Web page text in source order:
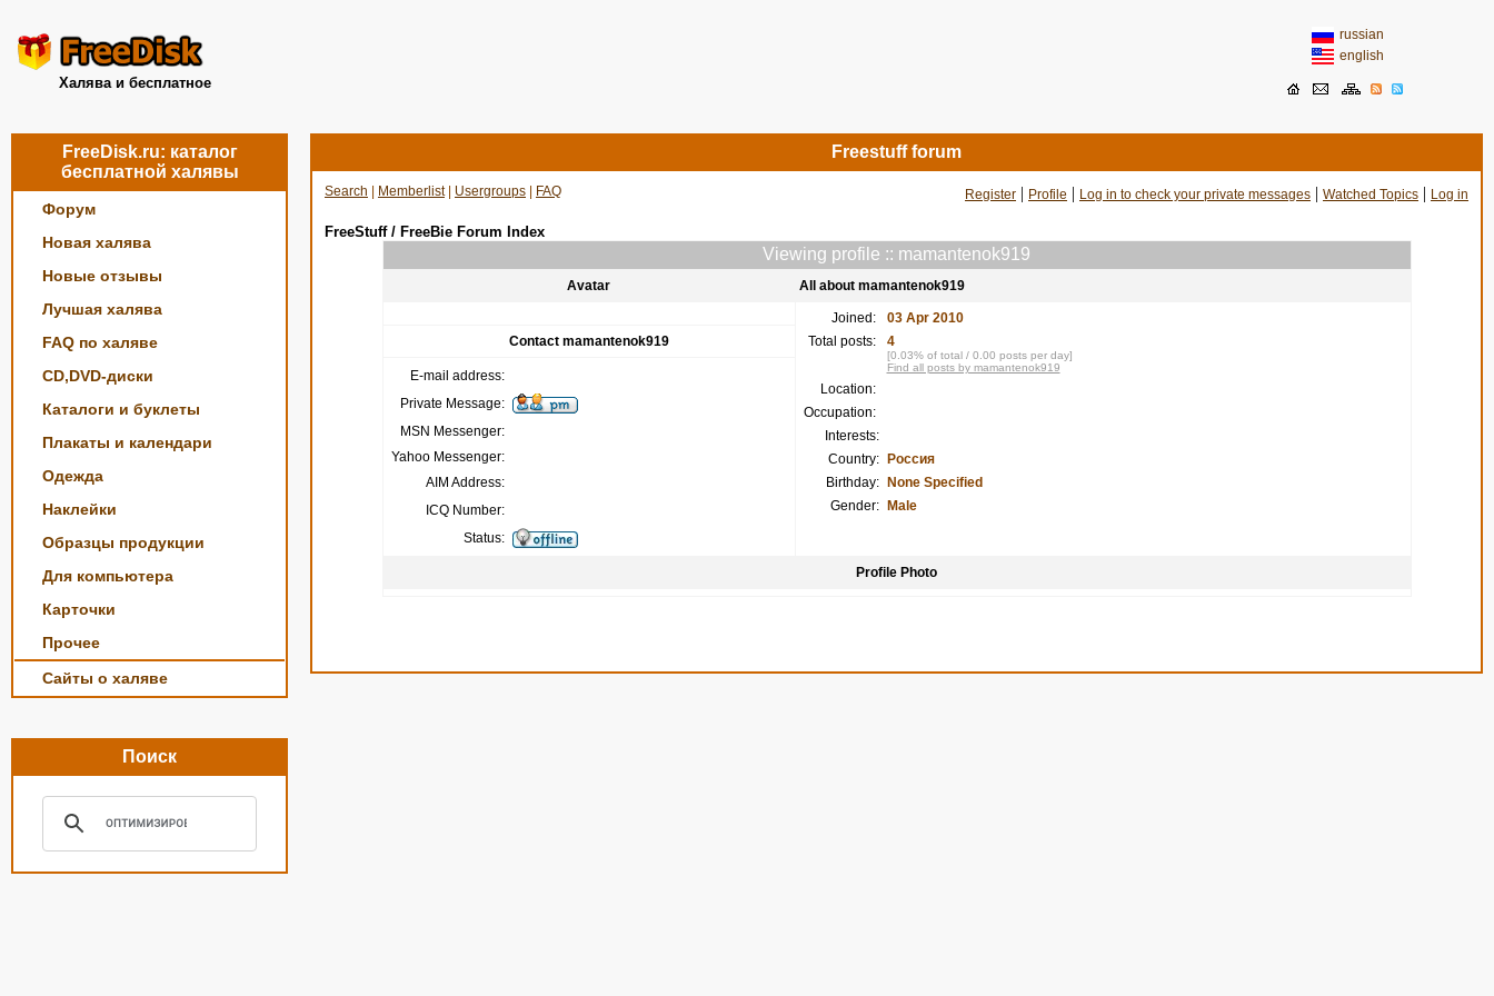
Халява и бесплатное
russian
english
FreeDisk.ru: каталог
бесплатной халявы
Форум
Новая халява
Новые отзывы
Лучшая халява
FAQ по халяве
CD,DVD-диски
Каталоги и буклеты
Плакаты и календари
Одежда
Наклейки
Образцы продукции
Для компьютера
Карточки
Прочее
Сайты о халяве
Поиск
Freestuff forum
Search Memberlist| Usergroups FAQ Register | Profile | Log in to check your private messages | Watched Topics | Log in
FreeStuff / FreeBie Forum Index
Viewing profile :: mamantenok919
Avatar All about mamantenok919
Joined:
03 Apr 2010
Total posts:
4
[0.03% of total / 0.00 posts per day]
Find all posts by mamantenok919
Location:
Occupation:
Interests:
Country:
Россия
Birthday:
None Specified
Gender:
Male
Contact mamantenok919
E-mail address:
Private Message:
MSN Messenger:
Yahoo Messenger:
AIM Address:
ICQ Number:
Status:
Profile Photo